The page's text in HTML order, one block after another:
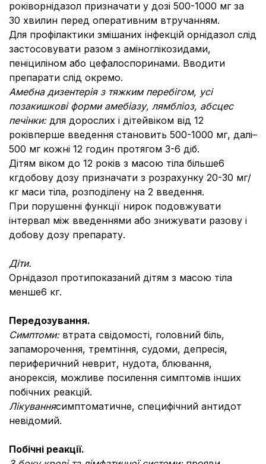
роківорнідазол призначати у дозі 500-1000 мг за
30 хвилин перед оперативним втручанням.
Для профілактики змішаних інфекцій орнідазол слід
застосовувати разом з аміноглікозидами,
пеніциліном або цефалоспоринами. Вводити
препарати слід окремо.
Амебна дизентерія з тяжким перебігом, усі
позакишкові форми амебіазу, лямбліоз, абсцес
печінки: для дорослих і дітейвіком від 12
роківперше введення становить 500-1000 мг, далі–
500 мг кожні 12 годин протягом 3-6 діб.
Дітям віком до 12 років з масою тіла більше6
кгдобову дозу призначати з розрахунку 20-30 мг/
кг маси тіла, розподілену на 2 введення.
При порушенні функції нирок подовжувати
інтервал між введеннями або знижувати разову і
добову дозу препарату.
Діти.
Орнідазол протипоказаний дітям з масою тіла
менше6 кг.
Передозування.
Симптоми: втрата свідомості, головний біль,
запаморочення, тремтіння, судоми, депресія,
периферичний неврит, нудота, блювання,
анорексія, можливе посилення симптомів інших
побічних реакцій.
Лікуваннясимптоматичне, специфічний антидот
невідомий.
Побічні реакції.